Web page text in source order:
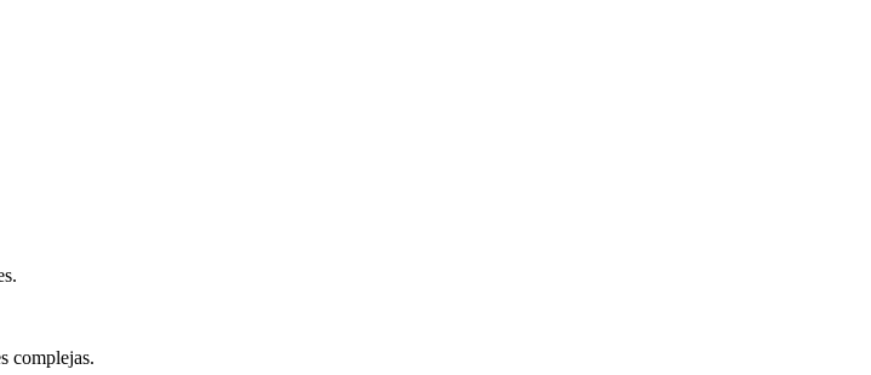
complejas.